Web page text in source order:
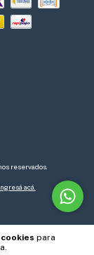
para
reservados.
acá.